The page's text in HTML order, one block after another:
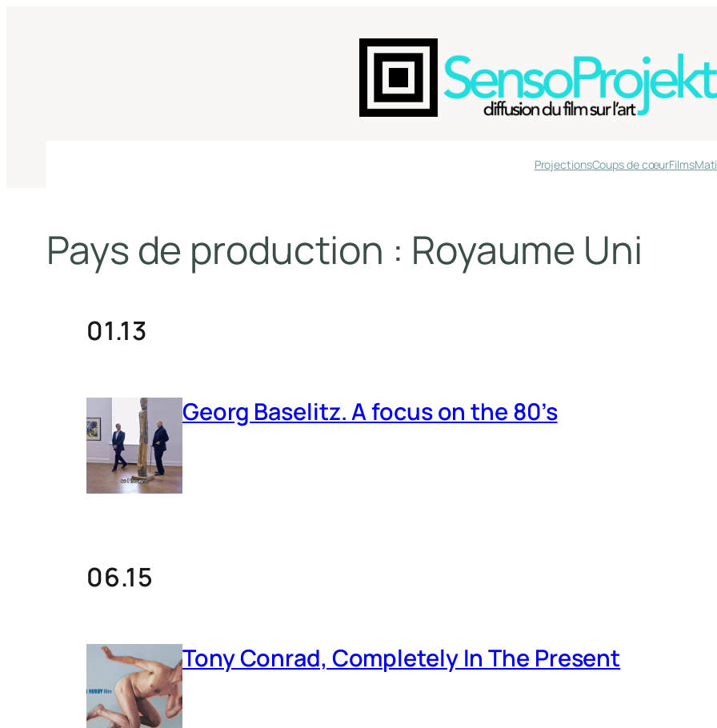
ProjectionsCoups de cœurFilms
Pays de production : Royaume Uni
01.13
Georg Baselitz. A focus on the 80’s
06.15
Tony Conrad, Completely In The Present